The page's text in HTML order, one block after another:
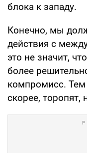
блока к западу.
Конечно, мы
действия с
это не значит,
более
компромисс.
скорее, торопят,